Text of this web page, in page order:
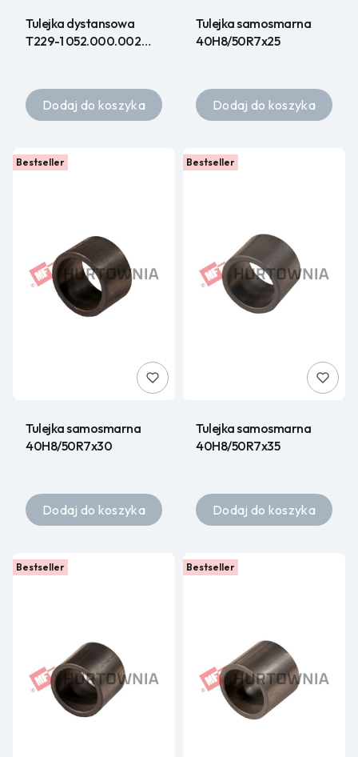
Tulejka dystansowa
T229-1 052.000.002
Dodaj do koszyka
Tulejka samosmarna
40H8/50R7x25
Dodaj do koszyka
Bestseller
Tulejka samosmarna
40H8/50R7x30
Dodaj do koszyka
Bestseller
Tulejka samosmarna
40H8/50R7x35
Dodaj do koszyka
Bestseller Bestseller